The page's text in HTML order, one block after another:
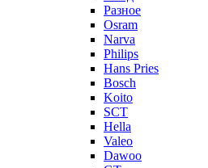
Разное
Osram
Narva
Philips
Hans Pries
Bosch
Koito
SCT
Hella
Valeo
Dawoo